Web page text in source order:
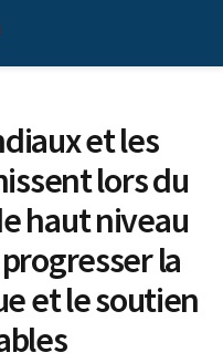
et les
lors du
haut niveau
la
et le soutien